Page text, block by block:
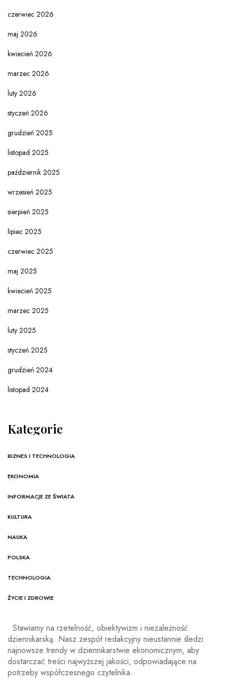
czerwiec 2026
maj 2026
kwiecień 2026
marzec 2026
luty 2026
styczeń 2026
grudzień 2025
listopad 2025
październik 2025
wrzesień 2025
sierpień 2025
lipiec 2025
czerwiec 2025
maj 2025
kwiecień 2025
marzec 2025
luty 2025
styczeń 2025
grudzień 2024
listopad 2024
Kategorie
BIZNES I TECHNOLOGIA
EKONOMIA
INFORMACJE ZE ŚWIATA
KULTURA
NAUKA
POLSKA
TECHNOLOGIA
ŻYCIE I ZDROWIE
Stawiamy na rzetelność, obiektywizm i niezależność
dziennikarską. Nasz zespół redakcyjny nieustannie śledzi
najnowsze trendy w dziennikarstwie ekonomicznym, aby
dostarczać treści najwyższej jakości, odpowiadające na
potrzeby współczesnego czytelnika.